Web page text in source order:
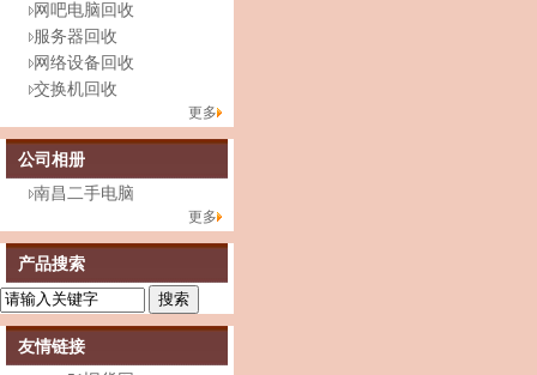
网吧电脑回收
服务器回收
网络设备回收
交换机回收
更多
公司相册
南昌二手电脑
更多
产品搜索
友情链接